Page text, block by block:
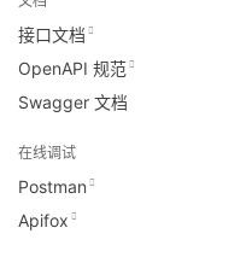
接口文档
OpenAPI 规范
Swagger 文档
在线调试
Postman
Apifox